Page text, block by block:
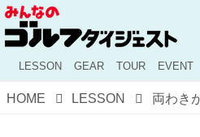
LESSON GEAR TOUR EVENT
HOME LESSON